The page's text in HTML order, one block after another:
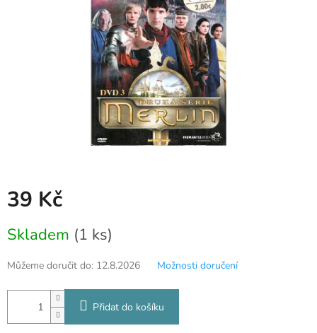
39 Kč
cena:
Skladem (1 ks)
Můžeme doručit do: 12.8.2026 Možnosti doručení
Přidat do košíku